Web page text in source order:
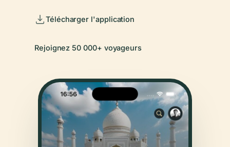
Télécharger l'application
Rejoignez 50 000+ voyageurs